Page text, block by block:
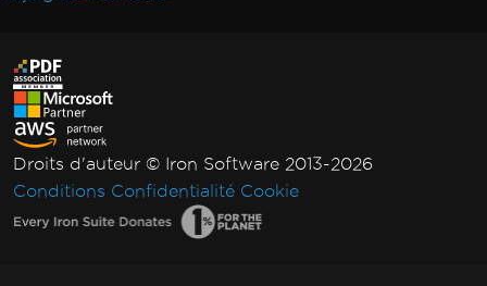
Code de retour invalide de
IronPDF ne peut pas ouvrir / analyser un
fichier PDF spécifique
Exception native IronPDF
IronPDFAssemblyVersionMismatchException
Droits d'auteur © Iron Software 2013-2026
Conditions Confidentialité Cookie